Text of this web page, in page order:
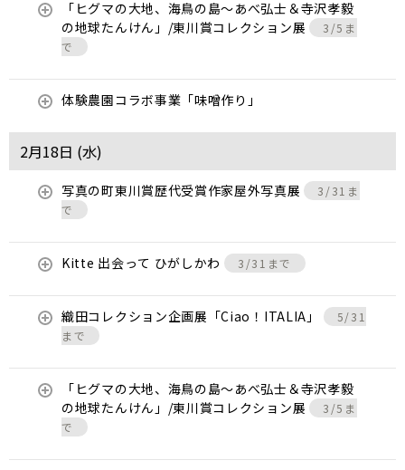
「ヒグマの大地、海鳥の島～あべ弘士＆寺沢孝毅
の地球たんけん」/東川賞コレクション展
3/5ま
で
体験農園コラボ事業「味噌作り」
2月18日 (水)
写真の町東川賞歴代受賞作家屋外写真展
3/31ま
で
Kitte 出会って ひがしかわ 3/31まで
織田コレクション企画展「Ciao！ITALIA」
5/31
まで
「ヒグマの大地、海鳥の島～あべ弘士＆寺沢孝毅
の地球たんけん」/東川賞コレクション展
3/5ま
で